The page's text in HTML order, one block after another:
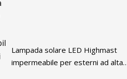
Lampada solare LED Highmast
impermeabile per esterni ad alta